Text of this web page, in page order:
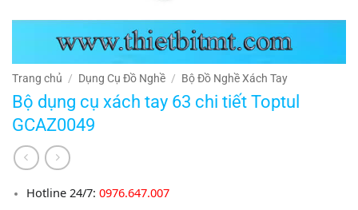
Trang chủ / Dụng Cụ Đồ Nghề / Bộ Đồ Nghề Xách Tay
Bộ dụng cụ xách tay 63 chi tiết Toptul
GCAZ0049
Hotline 24/7:0976.647.007